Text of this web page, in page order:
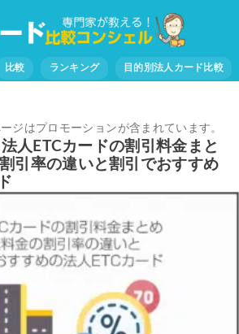
比較 ランキング 目的別法人カード比較
人ETCカードの割引料金まと
引率の違いと割引でおすすめ